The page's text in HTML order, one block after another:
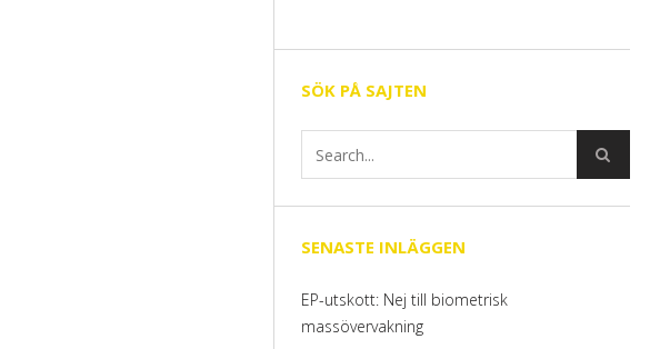
SÖK PÅ SAJTEN
SENASTE INLÄGGEN
EP-utskott: Nej till biometrisk
massövervakning